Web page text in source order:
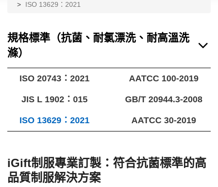
ISO 13629：2021
規格標準（抗菌、耐氯漂洗、耐高溫洗
滌）
ISO 20743：2021 AATCC 100-2019
JIS L 1902：015 GB/T 20944.3-2008
ISO 13629：2021 AATCC 30-2019
iGift制服專業訂製：符合抗菌標準的高
品質制服解決方案